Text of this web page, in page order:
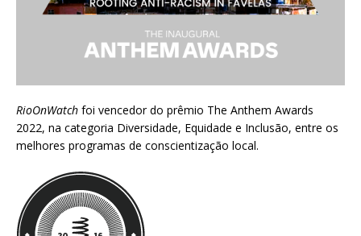
RioOnWatch foi vencedor do prêmio The Anthem Awards
2022, na categoria Diversidade, Equidade e Inclusão, entre os
melhores programas de conscientização local.